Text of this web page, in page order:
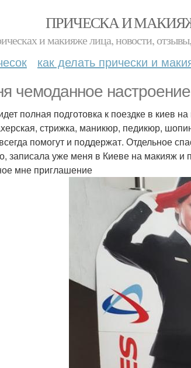
ПРИЧЕСКА И
и макияже лица, новости,
как делать прически и
чемоданное
полная подготовка к поездке в киев
стрижка, маникюр, педикюр,
помогут и поддержат. Отдельное
записала уже меня в Киеве на макияж и
мне приглашение